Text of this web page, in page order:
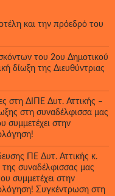
και την πρόεδρό του
του 2ου Δημοτικού
δίωξη της Διευθύντριας
στη ΔΙΠΕ Δυτ. Αττικής –
στη συναδέλφισσα μας
συμμετέχει στην
ΠΕ Δυτ. Αττικής κ.
της συναδέλφισσας μας
συμμετέχει στην
Συγκέντρωση στη